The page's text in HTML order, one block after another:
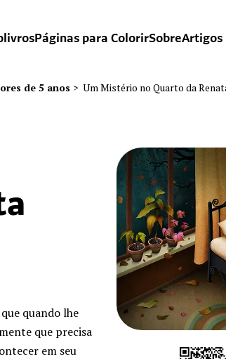
Páginas para ColorirSobreArtigos
de 5 anos > Um Mistério no Quarto da
quando lhe
que precisa
em seu